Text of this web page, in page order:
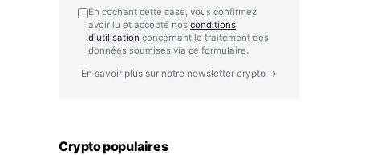
En cochant cette case, vous confirmez
avoir lu et accepté nos conditions
d'utilisation concernant le traitement des
données soumises via ce formulaire.
En savoir plus sur notre newsletter crypto →
Crypto populaires